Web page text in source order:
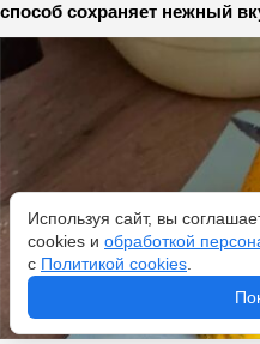
способ сохраняет нежный
Используя сайт, вы
cookies и обработкой
с Политикой cookies